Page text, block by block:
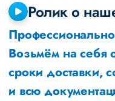
Ролик о
Возьмём на себя
сроки доставки,
и всю